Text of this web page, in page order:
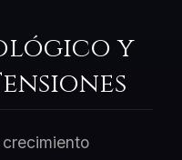
y